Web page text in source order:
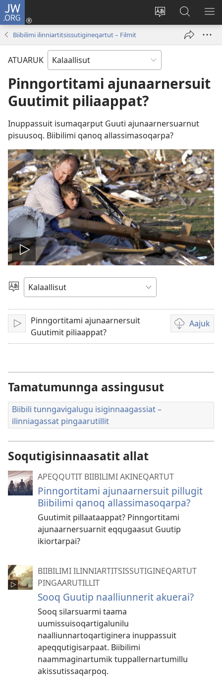
JW.ORG
Oqaatsit
toqqakkit
Iserfissaq
(opens
JW.ORG-
imi
ujarlerit
Biibilimi ilinniartitsissutigineqartut – Filmit
ATUARUK
Pinngortitami ajunaarnersuit
Guutimit piliaappat?
Inuppassuit isumaqarput Guuti ajunaarnersuarnut
pisuusoq. Biibilimi qanoq allassimasoqarpa?
Play
video
Oqaatsit
toqqakkit
Isiginnaaruk/Tusarnaaruk
Pinngortitami ajunaarnersuit
Guutimit piliaappat?
Aajuk
Filminik
Tamatumunnga assingusut
Biibili tunngavigalugu isiginnaagassiat –
ilinniagassat pingaarutillit
Soqutigisinnaasatit allat
APEQQUTIT BIIBILIMI AKINEQARTUT
Pinngortitami ajunaarnersuit pillugit
Biibilimi qanoq allassimasoqarpa?
Guutimit pillaataappat? Pinngortitami
ajunaarnersuarnit eqqugaasut Guutip
ikiortarpai?
BIIBILIMI ILINNIARTITSISSUTIGINEQARTUT
PINGAARUTILLIT
Sooq Guutip naalliunnerit akuerai?
Sooq silarsuarmi taama
uumissuisoqartigalunilu
naalliunnartoqartiginera inuppassuit
apeqqutigisarpaat. Biibilimi
naammaginartumik tuppallernartumillu
akissutissaqarpoq.